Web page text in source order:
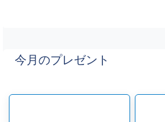
今月のプレゼント